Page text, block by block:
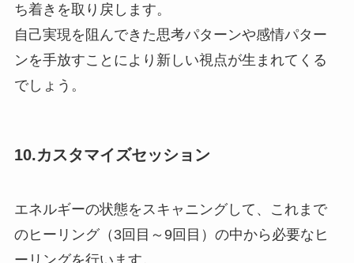
ち着きを取り戻します。
自己実現を阻んできた思考パターンや感情パター
ンを手放すことにより新しい視点が生まれてくる
でしょう。
10.カスタマイズセッション
エネルギーの状態をスキャニングして、これまで
のヒーリング（3回目～9回目）の中から必要なヒ